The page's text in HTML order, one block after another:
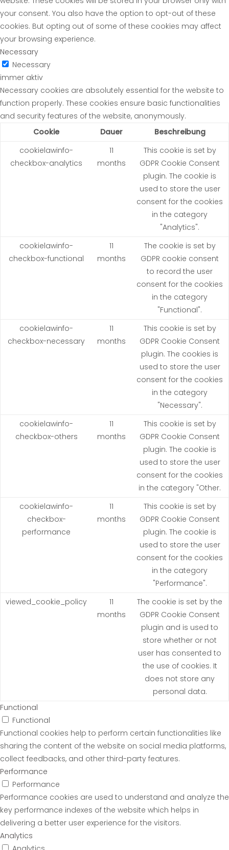
your consent. You also have the option to opt-out of these
cookies. But opting out of some of these cookies may affect
your browsing experience.
Necessary
Necessary
immer aktiv
Necessary cookies are absolutely essential for the website to
function properly. These cookies ensure basic functionalities
and security features of the website, anonymously.
Cookie
Dauer
Beschreibung
cookielawinfo-
checkbox-analytics
11
months
This cookie is set by
GDPR Cookie Consent
plugin. The cookie is
used to store the user
consent for the cookies
in the category
"Analytics".
cookielawinfo-
checkbox-functional
11
months
The cookie is set by
GDPR cookie consent
to record the user
consent for the cookies
in the category
"Functional".
cookielawinfo-
checkbox-necessary
11
months
This cookie is set by
GDPR Cookie Consent
plugin. The cookies is
used to store the user
consent for the cookies
in the category
"Necessary".
cookielawinfo-
checkbox-others
11
months
This cookie is set by
GDPR Cookie Consent
plugin. The cookie is
used to store the user
consent for the cookies
in the category "Other.
cookielawinfo-
checkbox-
performance
11
months
This cookie is set by
GDPR Cookie Consent
plugin. The cookie is
used to store the user
consent for the cookies
in the category
"Performance".
viewed_cookie_policy
11
months
The cookie is set by the
GDPR Cookie Consent
plugin and is used to
store whether or not
user has consented to
the use of cookies. It
does not store any
personal data.
Functional
Functional
Functional cookies help to perform certain functionalities like
sharing the content of the website on social media platforms,
collect feedbacks, and other third-party features.
Performance
Performance
Performance cookies are used to understand and analyze the
key performance indexes of the website which helps in
delivering a better user experience for the visitors.
Analytics